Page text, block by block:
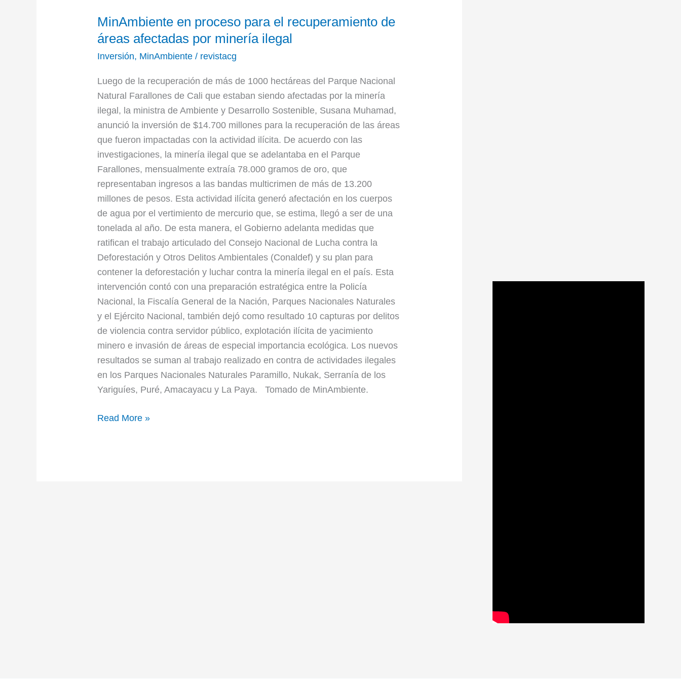
MinAmbiente en proceso para el recuperamiento de
áreas afectadas por minería ilegal
Inversión, MinAmbiente / revistacg
Luego de la recuperación de más de 1000 hectáreas del Parque Nacional
Natural Farallones de Cali que estaban siendo afectadas por la minería
ilegal, la ministra de Ambiente y Desarrollo Sostenible, Susana Muhamad,
anunció la inversión de $14.700 millones para la recuperación de las áreas
que fueron impactadas con la actividad ilícita. De acuerdo con las
investigaciones, la minería ilegal que se adelantaba en el Parque
Farallones, mensualmente extraía 78.000 gramos de oro, que
representaban ingresos a las bandas multicrimen de más de 13.200
millones de pesos. Esta actividad ilícita generó afectación en los cuerpos
de agua por el vertimiento de mercurio que, se estima, llegó a ser de una
tonelada al año. De esta manera, el Gobierno adelanta medidas que
ratifican el trabajo articulado del Consejo Nacional de Lucha contra la
Deforestación y Otros Delitos Ambientales (Conaldef) y su plan para
contener la deforestación y luchar contra la minería ilegal en el país. Esta
intervención contó con una preparación estratégica entre la Policía
Nacional, la Fiscalía General de la Nación, Parques Nacionales Naturales
y el Ejército Nacional, también dejó como resultado 10 capturas por delitos
de violencia contra servidor público, explotación ilícita de yacimiento
minero e invasión de áreas de especial importancia ecológica. Los nuevos
resultados se suman al trabajo realizado en contra de actividades ilegales
en los Parques Nacionales Naturales Paramillo, Nukak, Serranía de los
Yariguíes, Puré, Amacayacu y La Paya. Tomado de MinAmbiente.
en
proceso
para
recuperamiento
de
áreas
afectadas
por
minería
ilegal
Read More »